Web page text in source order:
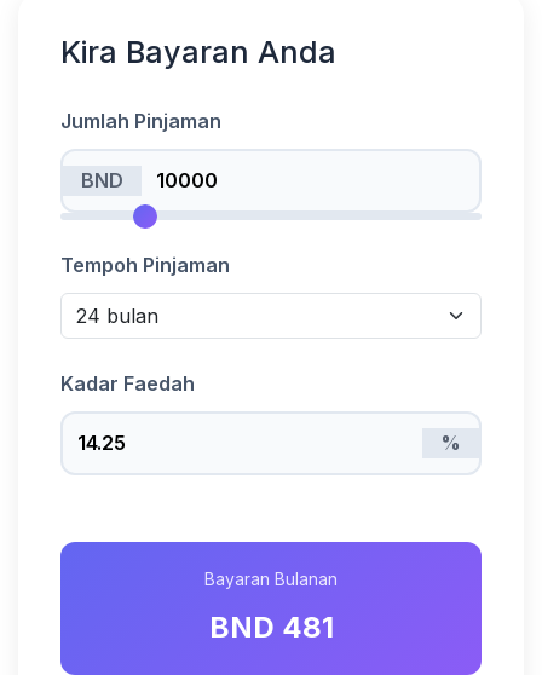
Kira Bayaran Anda
Jumlah Pinjaman
BND
Tempoh Pinjaman
Kadar Faedah
%
Bayaran Bulanan
BND 481